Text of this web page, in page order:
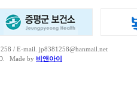
/ E-mail. jp8381258@hanmail.net
Made by 비앤아이